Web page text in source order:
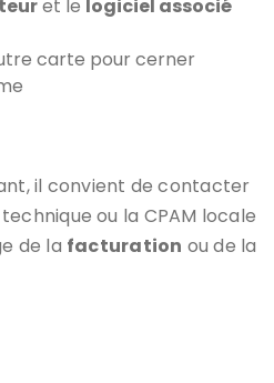
et le logiciel associé
carte pour cerner
il convient de contacter
ou la CPAM locale
de la facturation ou de la